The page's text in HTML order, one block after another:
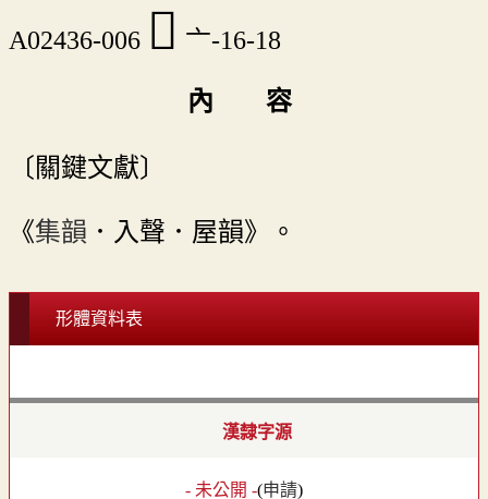
A02436-006 󳝞 亠-16-18
內 容
〔關鍵文獻〕
《集韻 ．入聲．屋韻》。
形體資料表
漢隸字源
- 未公開 -(申請)